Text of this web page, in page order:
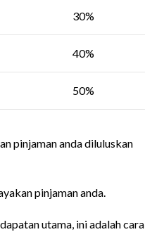
30%
40%
50%
pinjaman anda diluluskan
pinjaman anda.
utama, ini adalah cara